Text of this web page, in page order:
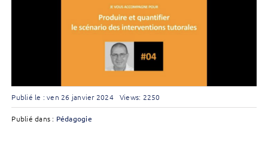
Publié le : ven 26 janvier 2024 Views: 2250
Publié dans : Pédagogie